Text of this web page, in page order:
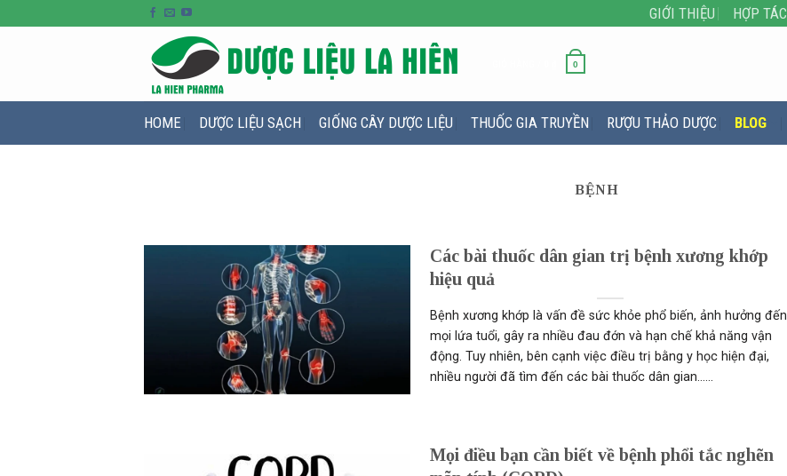
GIỚI THIỆU HỢP TÁC
0
HOME DƯỢC LIỆU SẠCH GIỐNG CÂY DƯỢC LIỆU THUỐC GIA TRUYỀN RƯỢU THẢO DƯỢC BLOG
BỆNH
Các bài thuốc dân gian trị bệnh xương khớp
hiệu quả
Bệnh xương khớp là vấn đề sức khỏe phổ biến, ảnh hưởng đến
mọi lứa tuổi, gây ra nhiều đau đớn và hạn chế khả năng vận
động. Tuy nhiên, bên cạnh việc điều trị bằng y học hiện đại,
nhiều người đã tìm đến các bài thuốc dân gian......
Mọi điều bạn cần biết về bệnh phổi tắc nghẽn